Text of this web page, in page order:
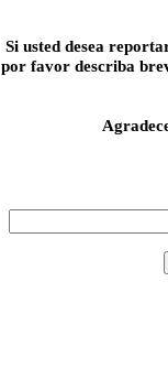
Si usted desea
por favor describa